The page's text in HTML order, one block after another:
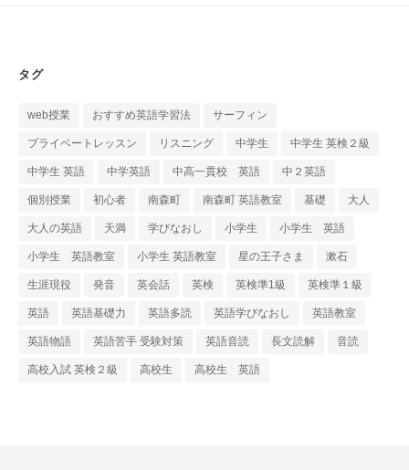
タグ
web授業 おすすめ英語学習法 サーフィン
プライベートレッスン リスニング 中学生 中学生 英検２級
中学生 英語 中学英語 中高一貫校 英語 中２英語
個別授業 初心者 南森町 南森町 英語教室 基礎 大人
大人の英語 天満 学びなおし 小学生 小学生 英語
小学生 英語教室 小学生 英語教室 星の王子さま 漱石
生涯現役 発音 英会話 英検 英検準1級 英検準１級
英語 英語基礎力 英語多読 英語学びなおし 英語教室
英語物語 英語苦手 受験対策 英語音読 長文読解 音読
高校入試 英検２級 高校生 高校生 英語